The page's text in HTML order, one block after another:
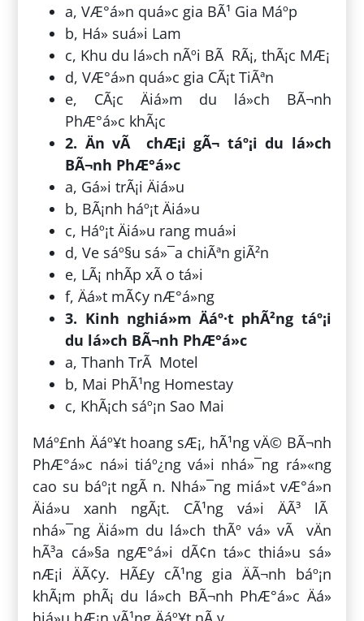
a, VÆ°á»n quá»c gia BÃ¹ Gia Máº­p
b, Há» suá»i Lam
c, Khu du lá»ch nÃºi BÃ RÃ¡, thÃ¡c MÆ¡
d, VÆ°á»n quá»c gia CÃ¡t TiÃªn
e, CÃ¡c Äiá»m du lá»ch BÃ¬nh
PhÆ°á»c khÃ¡c
2. Än vÃ chÆ¡i gÃ¬ táº¡i du lá»ch
BÃ¬nh PhÆ°á»c
a, Gá»i trÃ¡i Äiá»u
b, BÃ¡nh háº¡t Äiá»u
c, Háº¡t Äiá»u rang muá»i
d, Ve sáº§u sá»¯a chiÃªn giÃ²n
e, LÃ¡ nhÃ­p xÃ o tá»i
f, Äá»t mÃ¢y nÆ°á»ng
3. Kinh nghiá»m Äáº·t phÃ²ng táº¡i
du lá»ch BÃ¬nh PhÆ°á»c
a, Thanh TrÃ Motel
b, Mai PhÃ¹ng Homestay
c, KhÃ¡ch sáº¡n Sao Mai
Máº£nh Äáº¥t hoang sÆ¡, hÃ¹ng vÄ© BÃ¬nh
PhÆ°á»c ná»i tiáº¿ng vá»i nhá»¯ng rá»«ng
cao su báº¡t ngÃ n. Nhá»¯ng miá»t vÆ°á»n
Äiá»u xanh ngÃ¡t. CÃ¹ng vá»i ÄÃ³ lÃ
nhá»¯ng Äiá»m du lá»ch thÃº vá» vÃ vÄn
hÃ³a cá»§a ngÆ°á»i dÃ¢n tá»c thiá»u sá»
nÆ¡i ÄÃ¢y. HÃ£y cÃ¹ng gia ÄÃ¬nh báº¡n
khÃ¡m phÃ¡ du lá»ch BÃ¬nh PhÆ°á»c Äá»